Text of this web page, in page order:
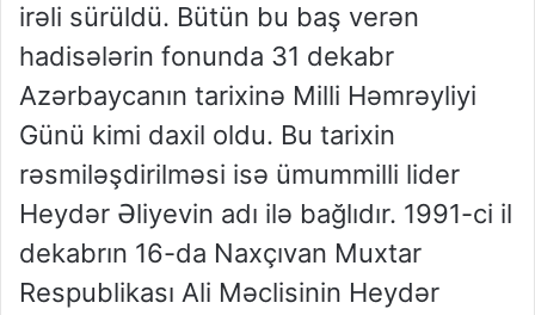
irəli sürüldü. Bütün bu baş verən
hadisələrin fonunda 31 dekabr
Azərbaycanın tarixinə Milli Həmrəyliyi
Günü kimi daxil oldu. Bu tarixin
rəsmiləşdirilməsi isə ümummilli lider
Heydər Əliyevin adı ilə bağlıdır. 1991-ci il
dekabrın 16-da Naxçıvan Muxtar
Respublikası Ali Məclisinin Heydər